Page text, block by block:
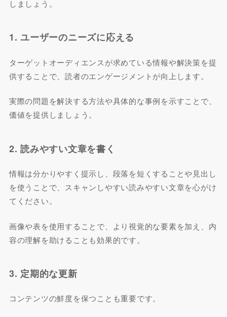
しましょう。
1. ユーザーのニーズに応える
ターゲットオーディエンスが求めている情報や解決策を提
供することで、読者のエンゲージメントが向上します。
実際の問題を解決する方法や具体的な事例を示すことで、
価値を提供しましょう。
2. 読みやすい文章を書く
情報は分かりやすく提示し、段落を短くすることや見出し
を使うことで、スキャンしやすい読みやすい文章を心がけ
てください。
画像や表を使用することで、より視覚的な要素を加え、内
容の理解を助けることも効果的です。
3. 定期的な更新
コンテンツの鮮度を保つことも重要です。